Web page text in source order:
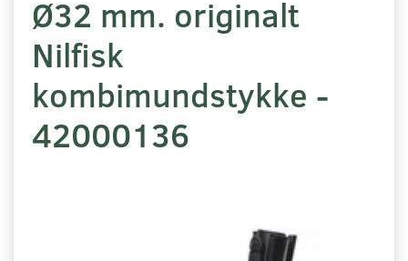
Ø32 mm. originalt
Nilfisk
kombimundstykke -
42000136